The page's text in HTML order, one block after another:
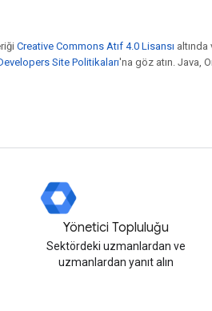
Creative Commons Atıf 4.0 Lisansı
Site Politikaları'na göz atın. Java,
Yönetici Topluluğu
Sektördeki uzmanlardan ve
uzmanlardan yanıt alın